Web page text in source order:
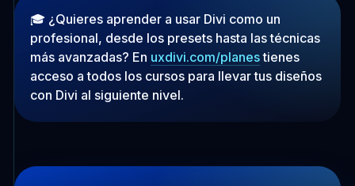
🎓 ¿Quieres aprender a usar Divi como un
profesional, desde los presets hasta las técnicas
más avanzadas? En uxdivi.com/planestienes
acceso a todos los cursos para llevar tus diseños
con Divi al siguiente nivel.